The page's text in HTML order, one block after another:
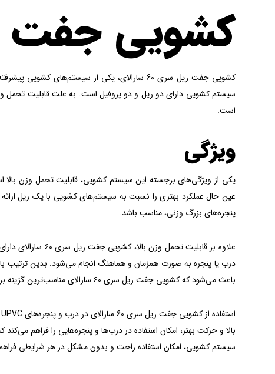
کشویی جفت
سیستم کشویی دارای دو ریل و دو پروفیل است. به علت قابلیت تحمل
است.
ویژگی
یکی از ویژگی‌های برجسته این سیستم کشویی، قابلیت تحمل وزن بالا
عین حال عملکرد بهتری را نسبت به سیستم‌های کشویی با یک ریل
پنجره‌های بزرگ وزنی، مناسب باشد.
علاوه بر قابلیت
درب یا پنجره به صورت همزمان و هماهنگ انجام می‌شود. بدین ترتیب
باعث می‌شود که کشویی جفت ریل سری ۶۰ سارالای مناسب‌ترین گزینه برای استفاده در درب و پنجره‌های بزرگ باشد.
بالا و حرکت بهتر، امکان استفاده در درب‌ها و پنجره‌هایی را فراهم
سیستم کشویی، امکان استفاده راحت و بدون مشکل در هر شرایطی